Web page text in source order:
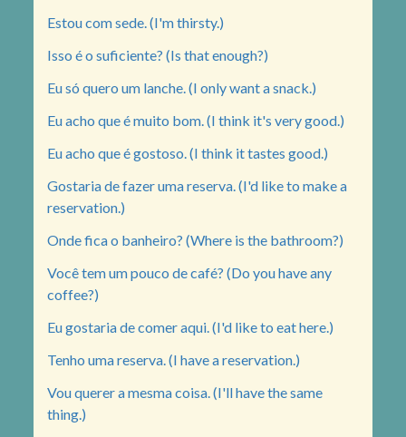
Estou com sede. (I'm thirsty.)
Isso é o suficiente? (Is that enough?)
Eu só quero um lanche. (I only want a snack.)
Eu acho que é muito bom. (I think it's very good.)
Eu acho que é gostoso. (I think it tastes good.)
Gostaria de fazer uma reserva. (I'd like to make a
reservation.)
Onde fica o banheiro? (Where is the bathroom?)
Você tem um pouco de café? (Do you have any
coffee?)
Eu gostaria de comer aqui. (I'd like to eat here.)
Tenho uma reserva. (I have a reservation.)
Vou querer a mesma coisa. (I'll have the same
thing.)